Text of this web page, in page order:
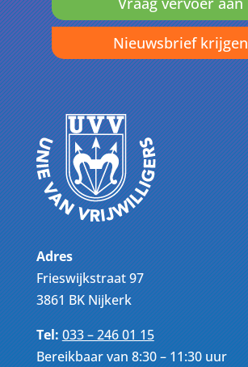
Nieuwsbrief krijgen
Adres
Frieswijkstraat 97
3861 BK Nijkerk
Tel:033 – 246 01 15
Bereikbaar van 8:30 – 11:30 uur